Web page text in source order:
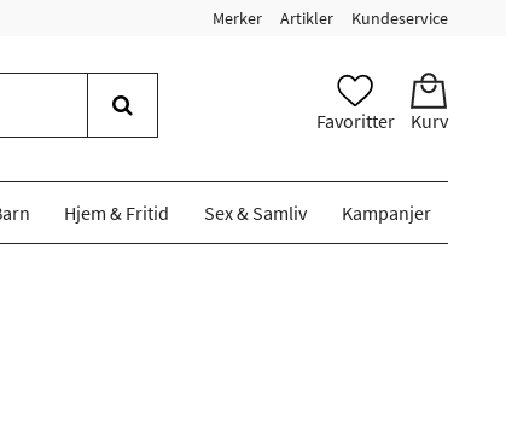
Merker Artikler Kundeservice
Favoritter Kurv
Hjem & Fritid Sex & Samliv Kampanjer